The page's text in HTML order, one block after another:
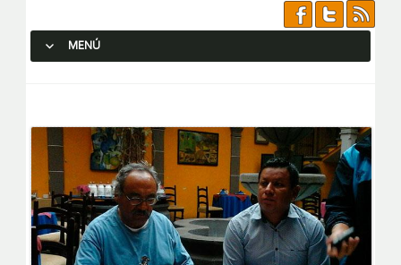
MENÚ